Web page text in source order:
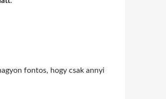
fontos, hogy csak annyi